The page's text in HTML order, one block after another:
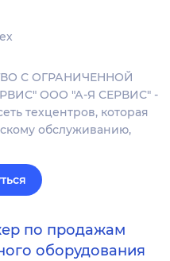
С ОГРАНИЧЕННОЙ
ООО "А‐Я СЕРВИС" -
техцентров, которая
обслуживанию,
по продажам
оборудования